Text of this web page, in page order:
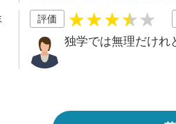
評価
独学では無理だけれ